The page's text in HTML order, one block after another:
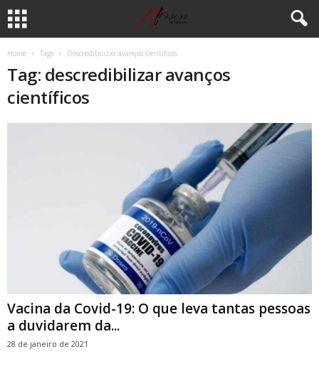
Home Tags Descredibilizar avanços científicos
Tag: descredibilizar avanços
científicos
Vacina da Covid-19: O que leva tantas pessoas
a duvidarem da...
28 de janeiro de 2021